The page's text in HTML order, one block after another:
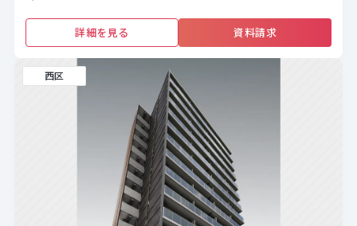
詳細を見る 資料請求
西区